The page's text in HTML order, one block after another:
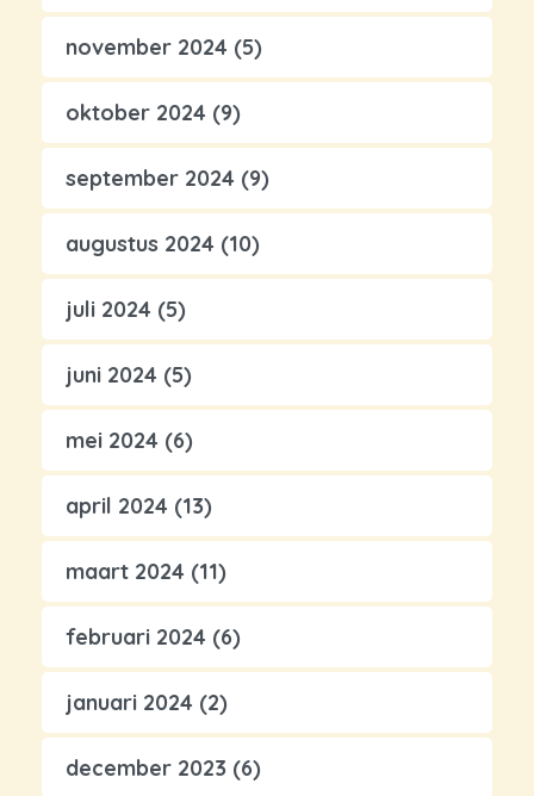
november 2024 (5)
oktober 2024 (9)
september 2024 (9)
augustus 2024 (10)
juli 2024 (5)
juni 2024 (5)
mei 2024 (6)
april 2024 (13)
maart 2024 (11)
februari 2024 (6)
januari 2024 (2)
december 2023 (6)